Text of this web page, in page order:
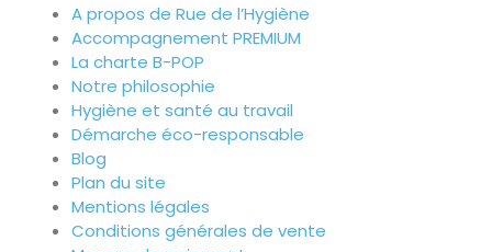
A propos de Rue de l’Hygiène
Accompagnement PREMIUM
La charte B-POP
Notre philosophie
Hygiène et santé au travail
Démarche éco-responsable
Blog
Plan du site
Mentions légales
Conditions générales de vente